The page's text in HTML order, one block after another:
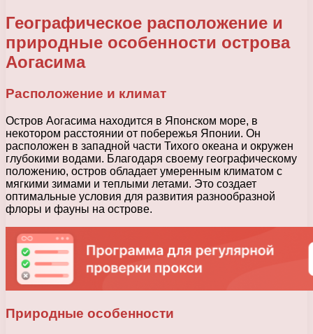
Географическое расположение и
природные особенности острова
Аогасима
Расположение и климат
Остров Аогасима находится в Японском море, в
некотором расстоянии от побережья Японии. Он
расположен в западной части Тихого океана и окружен
глубокими водами. Благодаря своему географическому
положению, остров обладает умеренным климатом с
мягкими зимами и теплыми летами. Это создает
оптимальные условия для развития разнообразной
флоры и фауны на острове.
Природные особенности